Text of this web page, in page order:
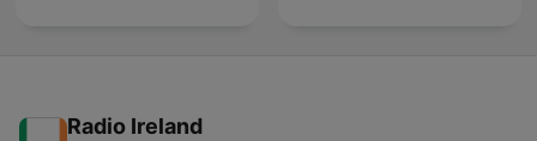
Radio Ireland